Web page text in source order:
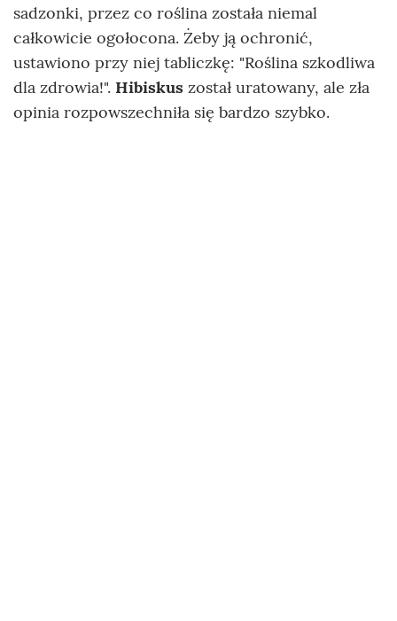
sadzonki, przez co roślina została niemal
całkowicie ogołocona. Żeby ją ochronić,
ustawiono przy niej tabliczkę: "Roślina szkodliwa
dla zdrowia!". Hibiskus został uratowany, ale zła
opinia rozpowszechniła się bardzo szybko.